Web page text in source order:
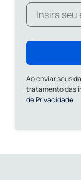
Ao enviar seus
tratamento das
de Privacidade.